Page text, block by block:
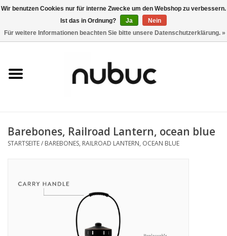
0 Artikel - CHF 0,00
Damen
Accessoires
Barebones, Railroad Lantern, ocean blue
STARTSEITE/ BAREBONES, RAILROAD LANTERN, OCEAN BLUE
Wir benutzen Cookies nur für interne Zwecke um den Webshop zu verbessern.
Ist das in Ordnung?
Ja
Nein
Für weitere Informationen beachten Sie bitte unsere Datenschutzerklärung. »